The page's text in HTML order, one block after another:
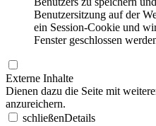
Benutzersitzung auf der
ein Session-Cookie und
Fenster geschlossen
Externe Inhalte
Dienen dazu die Seite mit
anzureichern.
schließenDetails